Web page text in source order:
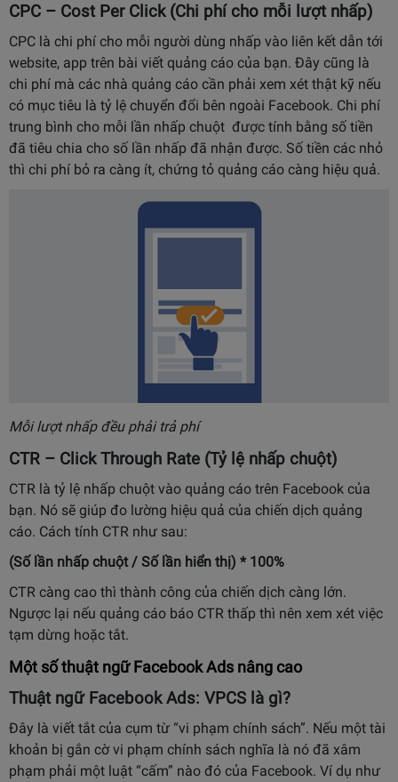
CPC – Cost Per Click (Chi phí cho mỗi lượt nhấp)
CPC là chi phí cho mỗi người dùng nhấp vào liên kết dẫn tới
website, app trên bài viết quảng cáo của bạn. Đây cũng là
chi phí mà các nhà quảng cáo cần phải xem xét thật kỹ nếu
có mục tiêu là tỷ lệ chuyển đổi bên ngoài Facebook. Chi phí
trung bình cho mỗi lần nhấp chuột được tính bằng số tiền
đã tiêu chia cho số lần nhấp đã nhận được. Số tiền các nhỏ
thì chi phí bỏ ra càng ít, chứng tỏ quảng cáo càng hiệu quả.
Mỗi lượt nhấp đều phải trả phí
CTR – Click Through Rate (Tỷ lệ nhấp chuột)
CTR là tỷ lệ nhấp chuột vào quảng cáo trên Facebook của
bạn. Nó sẽ giúp đo lường hiệu quả của chiến dịch quảng
cáo. Cách tính CTR như sau:
(Số lần nhấp chuột / Số lần hiển thị) * 100%
CTR càng cao thì thành công của chiến dịch càng lớn.
Ngược lại nếu quảng cáo báo CTR thấp thì nên xem xét việc
tạm dừng hoặc tắt.
Một số thuật ngữ Facebook Ads nâng cao
Thuật ngữ Facebook Ads: VPCS là gì?
Đây là viết tắt của cụm từ “vi phạm chính sách”. Nếu một tài
khoản bị gắn cờ vi phạm chính sách nghĩa là nó đã xâm
phạm phải một luật “cấm” nào đó của Facebook. Ví dụ như